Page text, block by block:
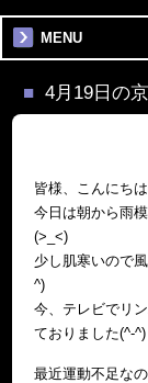
MENU
4月19日の
皆様、こんにち
今日は朝から雨
(>_<)
少し肌寒いので
^)
今、テレビでリ
ておりました(^-^)
最近運動不足な